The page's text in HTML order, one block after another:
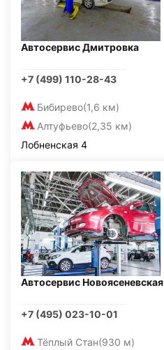
Автосервис Дмитровка
+7 (499) 110-28-43
Бибирево(1,6 км)
Алтуфьево(2,35 км)
Лобненская 4
Автосервис Новоясеневская
+7 (495) 023-10-01
Тёплый Стан(930 м)